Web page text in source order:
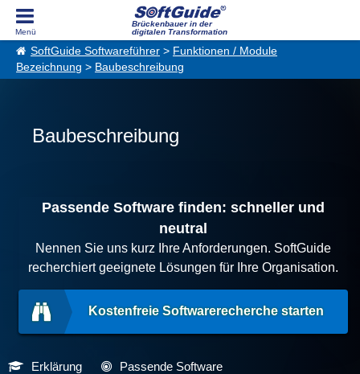
Brückenbauer in der
digitalen Transformation
SoftGuide Softwareführer > Funktionen / Module
Bezeichnung > Baubeschreibung
Baubeschreibung
Passende Software finden: schneller und
neutral
Nennen Sie uns kurz Ihre Anforderungen. SoftGuide
recherchiert geeignete Lösungen für Ihre Organisation.
Kostenfreie Softwarerecherche starten
Erklärung Passende Software